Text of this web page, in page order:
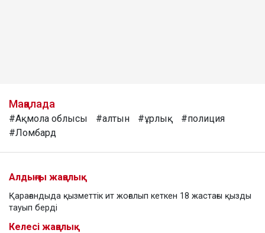
Мақалада
#Ақмола облысы #алтын #ұрлық
#полиция
#Ломбард
Алдыңғы жаңалық
Қарағандыда қызметтік ит жоғалып кеткен 18 жастағы қызды
тауып берді
Келесі жаңалық